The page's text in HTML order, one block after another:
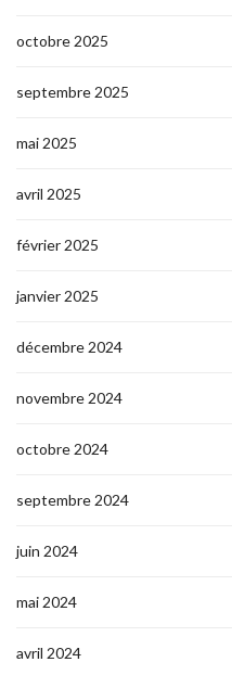
octobre 2025
septembre 2025
mai 2025
avril 2025
février 2025
janvier 2025
décembre 2024
novembre 2024
octobre 2024
septembre 2024
juin 2024
mai 2024
avril 2024